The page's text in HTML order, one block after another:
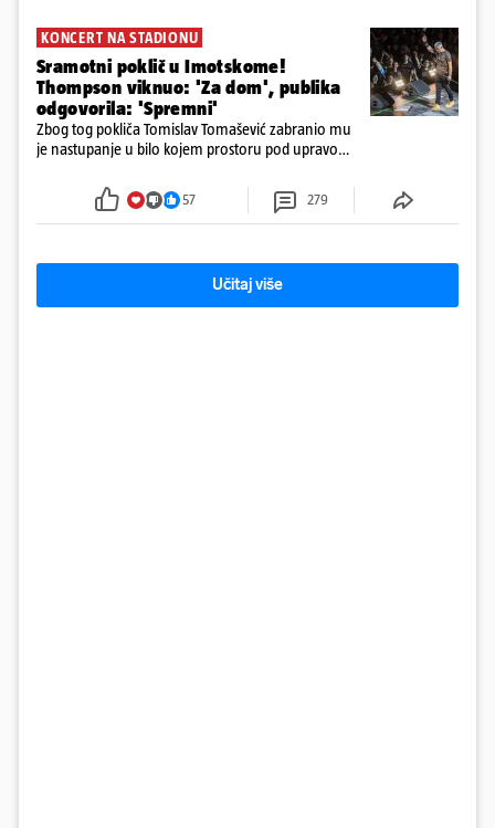
KONCERT NA STADIONU
Sramotni poklič u Imotskome!
Thompson viknuo: 'Za dom', publika
odgovorila: 'Spremni'
Zbog tog pokliča Tomislav Tomašević zabranio mu
je nastupanje u bilo kojem prostoru pod upravom
57 279
Učitaj više